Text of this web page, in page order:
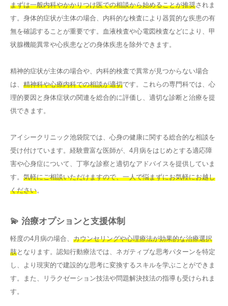
まずは一般内科やかかりつけ医での相談から始めることが推奨されま
す。身体的症状が主体の場合、内科的な検査により器質的な疾患の有
無を確認することが重要です。血液検査や心電図検査などにより、甲
状腺機能異常や心疾患などの身体疾患を除外できます。
精神的症状が主体の場合や、内科的検査で異常が見つからない場合
は、 精神科や心療内科での相談が適切です。これらの専門科では、心
理的要因と身体症状の関連を総合的に評価し、適切な診断と治療を提
供できます。
アイシークリニック池袋院では、心身の健康に関する総合的な相談を
受け付けています。経験豊富な医師が、4月病をはじめとする適応障
害や心身症について、丁寧な診察と適切なアドバイスを提供していま
す。 気軽にご相談いただけますので、一人で悩まずにお気軽にお越し
ください。
💫 治療オプションと支援体制
軽度の4月病の場合、 カウンセリングや心理療法が効果的な治療選択
肢となります。認知行動療法では、ネガティブな思考パターンを特定
し、より現実的で建設的な思考に変換するスキルを学ぶことができま
す。また、リラクゼーション技法や問題解決技法の指導も受けられま
す。